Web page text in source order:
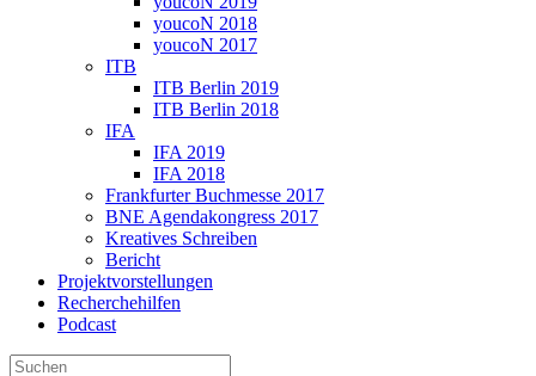
youcoN 2018
youcoN 2017
ITB
ITB Berlin 2019
ITB Berlin 2018
IFA
IFA 2019
IFA 2018
Frankfurter Buchmesse 2017
BNE Agendakongress 2017
Kreatives Schreiben
Bericht
Projektvorstellungen
Recherchehilfen
Podcast